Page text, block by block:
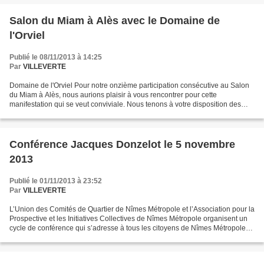
Salon du Miam à Alès avec le Domaine de
l'Orviel
Publié le 08/11/2013 à 14:25
Par VILLEVERTE
Domaine de l'Orviel Pour notre onzième participation consécutive au Salon
du Miam à Alès, nous aurions plaisir à vous rencontrer pour cette
manifestation qui se veut conviviale. Nous tenons à votre disposition des
Conférence Jacques Donzelot le 5 novembre
2013
Publié le 01/11/2013 à 23:52
Par VILLEVERTE
L’Union des Comités de Quartier de Nîmes Métropole et l’Association pour la
Prospective et les Initiatives Collectives de Nîmes Métropole organisent un
cycle de conférence qui s’adresse à tous les citoyens de Nîmes Métropole